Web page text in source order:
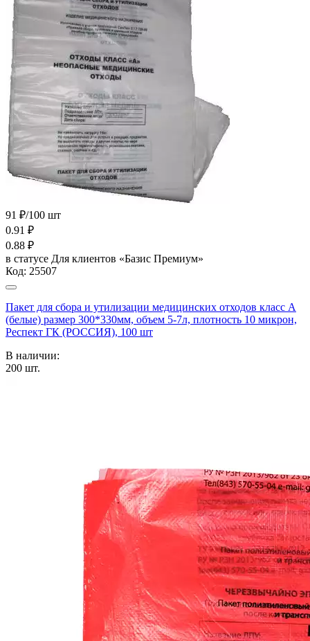
91 ₽/100 шт
0.91 ₽
0.88 ₽
в статусе Для клиентов «Базис Премиум»
Код: 25507
Пакет для сбора и утилизации медицинских отходов класс А
(белые) размер 300*330мм, объем 5-7л, плотность 10 микрон,
Респект ГК (РОССИЯ), 100 шт
В наличии:
200 шт.